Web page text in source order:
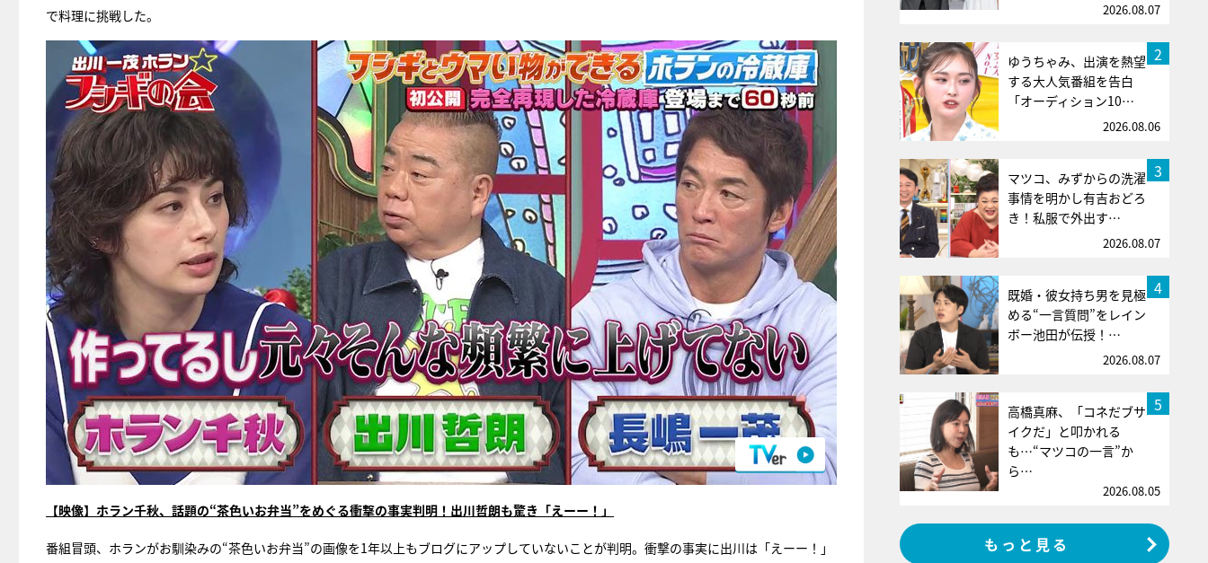
で料理に挑戦した。
【映像】ホラン千秋、話題の“茶色いお弁当”をめぐる衝撃の事実判明！出川哲朗も驚き「えーー！」
番組冒頭、ホランがお馴染みの“茶色いお弁当”の画像を1年以上もブログにアップしていないことが判明。衝撃の事実に出川は「えーー！」
2026.08.07
2
ゆうちゃみ、出演を熱望
する大人気番組を告白
「オーディション10…
2026.08.06
3
マツコ、みずからの洗濯
事情を明かし有吉おどろ
き！私服で外出す…
2026.08.07
4
既婚・彼女持ち男を見極
める“一言質問”をレイン
ボー池田が伝授！…
2026.08.07
5
高橋真麻、「コネだブサ
イクだ」と叩かれる
も…“マツコの一言”か
ら…
2026.08.05
もっと見る